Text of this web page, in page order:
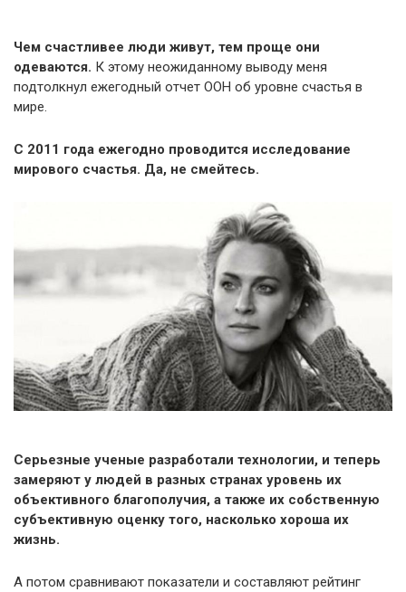
Чем счастливее люди живут, тем проще они
одеваются. К этому неожиданному выводу меня
подтолкнул ежегодный отчет ООН об уровне счастья в
мире.
С 2011 года ежегодно проводится исследование
мирового счастья. Да, не смейтесь.
Серьезные ученые разработали технологии, и теперь
замеряют у людей в разных странах уровень их
объективного благополучия, а также их собственную
субъективную оценку того, насколько хороша их
жизнь.
А потом сравнивают показатели и составляют рейтинг